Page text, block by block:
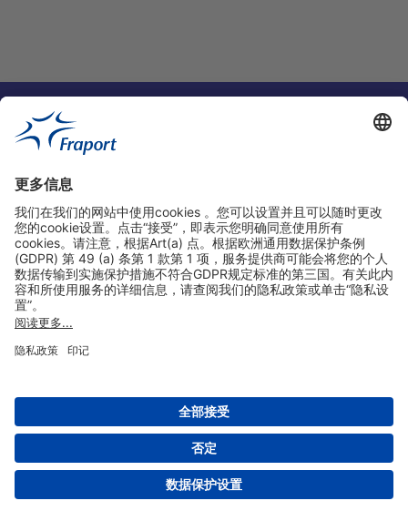
实用链接
购物&线上预定
关于我们
设置
版权 2004- 2026 Fraport AG - Frankfurt Airport Services Worldwide